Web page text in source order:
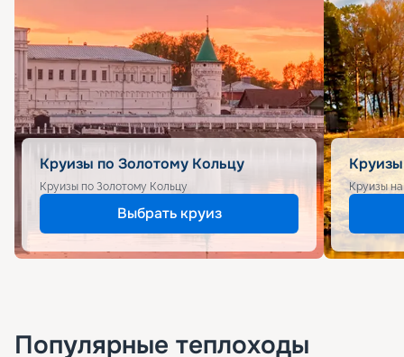
Круизы по Золотому Кольцу
Круизы по Золотому Кольцу
Выбрать круиз
Круизы
Популярные теплоходы